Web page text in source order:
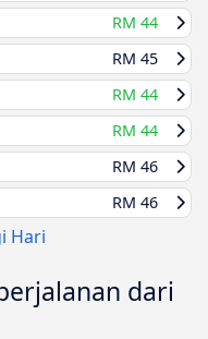
RM 44
RM 45
RM 44
RM 44
RM 46
RM 46
Hari
dari